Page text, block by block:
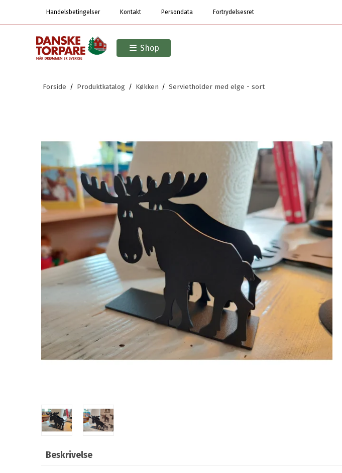
Handelsbetingelser Kontakt Persondata Fortrydelsesret
Shop
Forside / Produktkatalog / Køkken / Servietholder med elge - sort
Beskrivelse